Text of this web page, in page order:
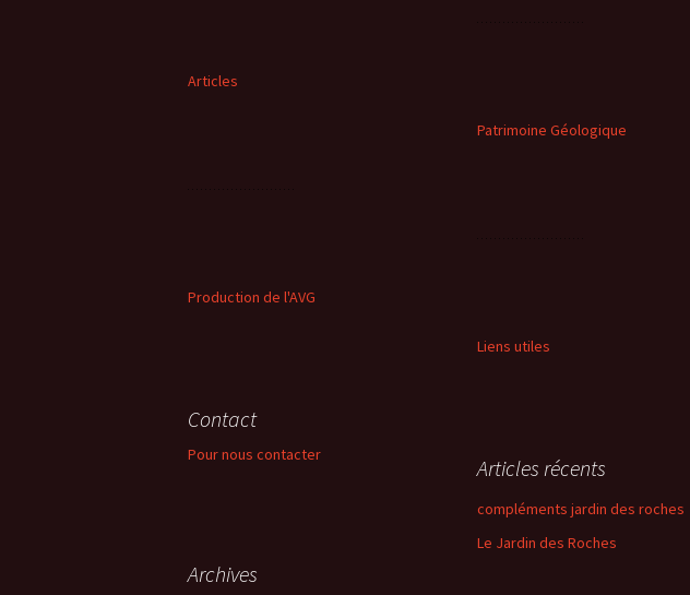
Articles
Patrimoine Géologique
Production de l'AVG
Liens utiles
Contact
Pour nous contacter
Articles récents
compléments jardin des roches
Le Jardin des Roches
Archives